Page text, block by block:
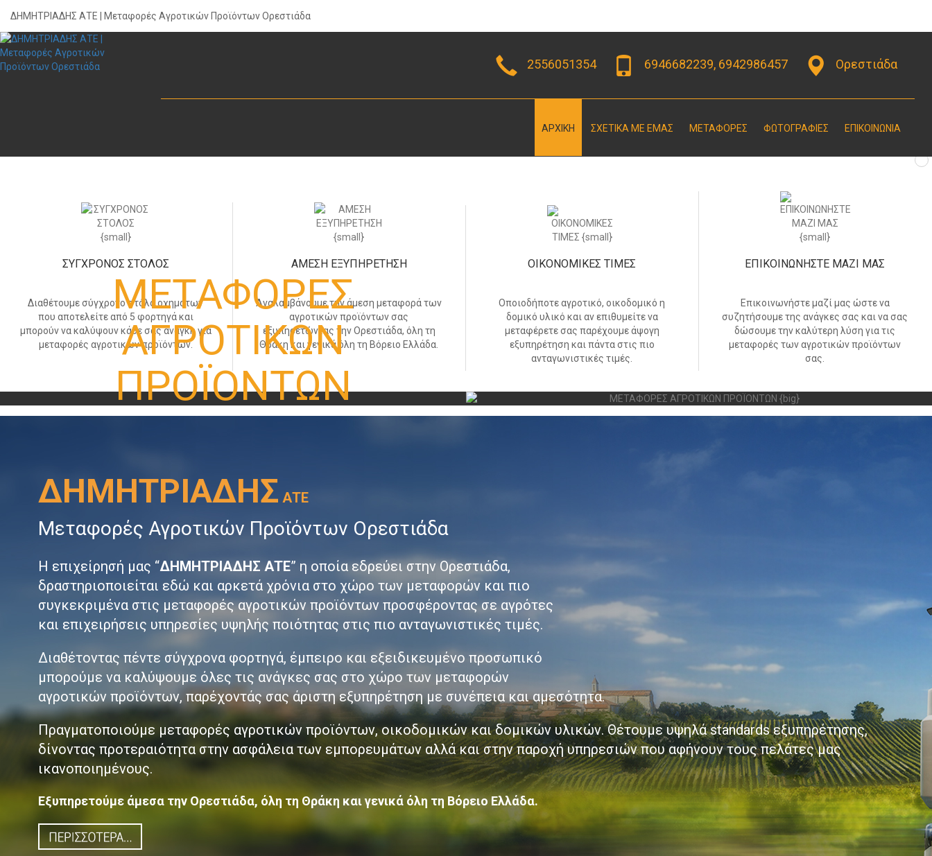
ΔΗΜΗΤΡΙΑΔΗΣ ΑΤΕ | Μεταφορές Αγροτικών Προϊόντων Ορεστιάδα
2556051354 6946682239, 6942986457 Ορεστιάδα
ΑΡΧΙΚΗ ΣΧΕΤΙΚΑ ΜΕ ΕΜΑΣ ΜΕΤΑΦΟΡΕΣ ΦΩΤΟΓΡΑΦΙΕΣ ΕΠΙΚΟΙΝΩΝΙΑ
ΣΥΓΧΡΟΝΟΣ ΣΤΟΛΟΣ
Διαθέτουμε σύγχρονο στόλο οχημάτων
που αποτελείτε από 5 φορτηγά και
μπορούν να καλύψουν κάθε σας ανάγκη για
μεταφορές αγροτικών προϊόντων.
ΑΜΕΣΗ ΕΞΥΠΗΡΕΤΗΣΗ
Αναλαμβάνουμε την άμεση μεταφορά των
αγροτικών προϊόντων σας
εξυπηρετώντας την Ορεστιάδα, όλη τη
Θράκη και γενικά όλη τη Βόρειο Ελλάδα.
ΟΙΚΟΝΟΜΙΚΕΣ ΤΙΜΕΣ
Οποιοδήποτε αγροτικό, οικοδομικό η
δομικό υλικό και αν επιθυμείτε να
μεταφέρετε σας παρέχουμε άψογη
εξυπηρέτηση και πάντα στις πιο
ανταγωνιστικές τιμές.
ΕΠΙΚΟΙΝΩΝΗΣΤΕ ΜΑΖΙ ΜΑΣ
Επικοινωνήστε μαζί μας ώστε να
συζητήσουμε της ανάγκες σας και να σας
δώσουμε την καλύτερη λύση για τις
μεταφορές των αγροτικών προϊόντων
σας.
ΜΕΤΑΦΟΡΕΣ
ΑΓΡΟΤΙΚΩΝ
ΠΡΟΪΟΝΤΩΝ
και κάθε αγροτικό προϊόν καθώς και δομικά - οικοδομικά υλικά...
ΠΕΡΙΣΣΟΤΕΡΑ
ΔΗΜΗΤΡΙΑΔΗΣ ΑΤΕ
Μεταφορές Αγροτικών Προϊόντων Ορεστιάδα
Η επιχείρησή μας “ΔΗΜΗΤΡΙΑΔΗΣ ΑΤΕ” η οποία εδρεύει στην Ορεστιάδα,
δραστηριοποιείται εδώ και αρκετά χρόνια στο χώρο των μεταφορών και πιο
συγκεκριμένα στις μεταφορές αγροτικών προϊόντων προσφέροντας σε αγρότες
και επιχειρήσεις υπηρεσίες υψηλής ποιότητας στις πιο ανταγωνιστικές τιμές.
Διαθέτοντας πέντε σύγχρονα φορτηγά, έμπειρο και εξειδικευμένο προσωπικό
μπορούμε να καλύψουμε όλες τις ανάγκες σας στο χώρο των μεταφορών
αγροτικών προϊόντων, παρέχοντάς σας άριστη εξυπηρέτηση με συνέπεια και αμεσότητα.
Πραγματοποιούμε μεταφορές αγροτικών προϊόντων, οικοδομικών και δομικών υλικών. Θέτουμε υψηλά standards εξυπηρέτησης,
δίνοντας προτεραιότητα στην ασφάλεια των εμπορευμάτων αλλά και στην παροχή υπηρεσιών που αφήνουν τους πελάτες μας
ικανοποιημένους.
Εξυπηρετούμε άμεσα την Ορεστιάδα, όλη τη Θράκη και γενικά όλη τη Βόρειο Ελλάδα.